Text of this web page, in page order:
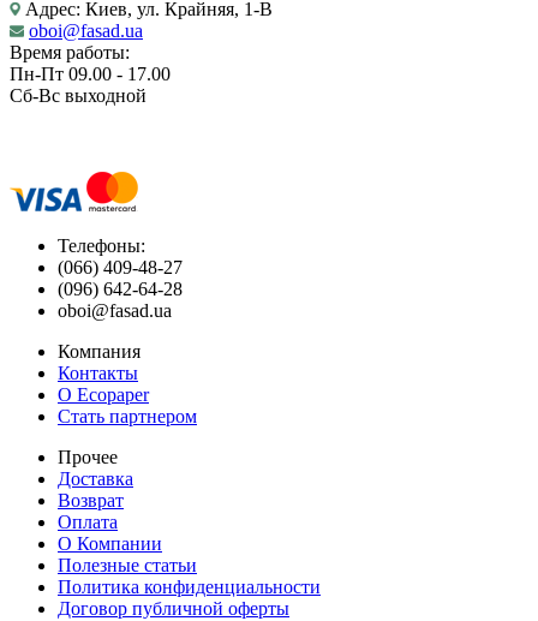
Адрес: Киев, ул. Крайняя, 1-В
oboi@fasad.ua
Время работы:
Пн-Пт 09.00 - 17.00
Сб-Вс выходной
Телефоны:
(066) 409-48-27
(096) 642-64-28
oboi@fasad.ua
Компания
Контакты
О Ecopaper
Стать партнером
Прочее
Доставка
Возврат
Оплата
О Компании
Полезные статьи
Политика конфиденциальности
Договор публичной оферты